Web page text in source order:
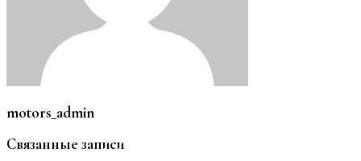
motors_admin
Связанные записи